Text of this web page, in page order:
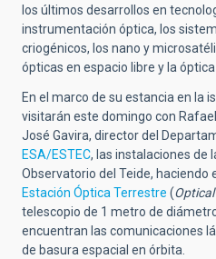
los últimos desarrollos en
instrumentación óptica, los
criogénicos, los nano y
ópticas en espacio libre y la
En el marco de su estancia en la
visitarán este domingo con
José Gavira, director del
ESA/ESTEC, las instalaciones de
Observatorio del Teide, haciendo
Estación Óptica Terrestre (
telescopio de 1 metro de
encuentran las comunicaciones
de basura espacial en órbita.